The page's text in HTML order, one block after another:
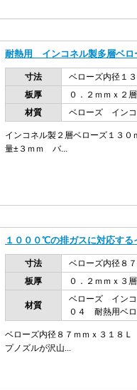
耐熱用 インコネル製多層ベロ
寸法
ベローズ内径１
板厚
０．２ｍｍｘ２層
材質
ベローズ イン
インコネル製２層ベローズ１３
量±３ｍｍ バ...
１０００℃の排ガスに対応す
寸法
ベローズ内径８
板厚
０．２ｍｍｘ３層
材質
ベローズ イン
０４ 耐熱用ベ
ベローズ内径８７ｍｍｘ３１８
プノズルが沢山...